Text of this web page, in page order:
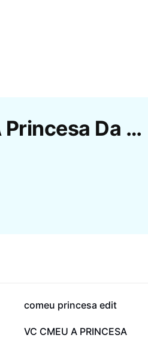
Modelos Gratuitos De Vc Comeu A Princesa Da CapCut
25,4 mil
comeu princesa edit
1,8 mil
VC CMEU A PRINCESA